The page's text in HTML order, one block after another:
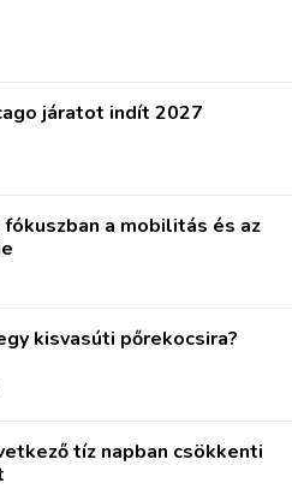
járatot indít 2027
a mobilitás és az
kisvasúti pőrekocsira?
tíz napban csökkenti